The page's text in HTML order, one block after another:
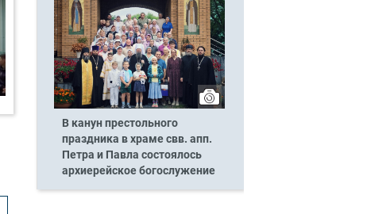
В канун престольного
праздника в храме свв. апп.
Петра и Павла состоялось
архиерейское богослужение